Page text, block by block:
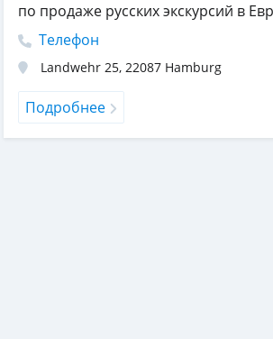
по продаже русских экскурсий в
Телефон
Landwehr 25, 22087 Hamburg
Подробнее